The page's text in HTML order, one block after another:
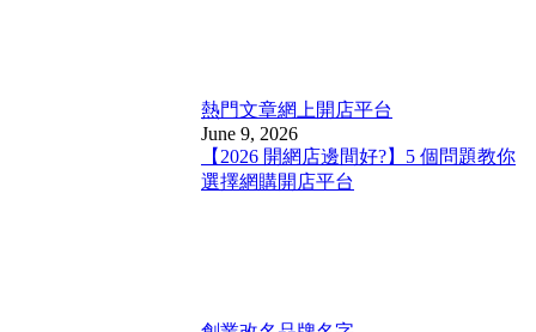
熱門文章網上開店平台
June 9, 2026
【2026 開網店邊間好?】5 個問題教你
選擇網購開店平台